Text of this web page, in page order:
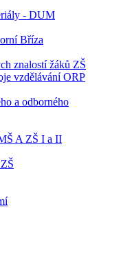
- DUM
Bříza
znalostí žáků ZŠ
vzdělávání ORP
a odborného
A ZŠ I a II